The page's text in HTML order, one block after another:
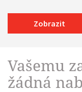
Zobrazit
Vašemu
žádná